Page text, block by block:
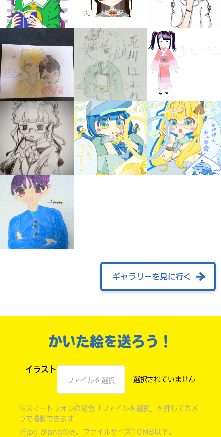
みんなの絵が
見られる
ギャラリー
自分だけの
本だなが作れる！
ギャラリーを見に行く
かいた絵を送ろう！
イラスト
ファイルを選択
※スマートフォンの場合「ファイルを選択」を押してカメ
ラで撮影できます
※jpg かpngのみ。ファイルサイズ10MB以下。